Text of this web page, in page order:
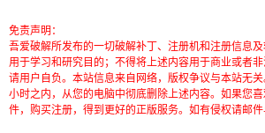
免责声明：
吾爱破解所发布的一切破解补丁、注册机和注册信息
用于学习和研究目的；不得将上述内容用于商业或者
请用户自负。本站信息来自网络，版权争议与本站无
小时之内，从您的电脑中彻底删除上述内容。如果您
件，购买注册，得到更好的正版服务。如有侵权请邮件